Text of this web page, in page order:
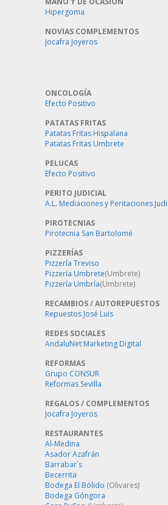
Hipergoma
NOVIAS COMPLEMENTOS
Jocafra Joyeros
ONCOLOGÍA
Efecto Positivo
PATATAS FRITAS
Patatas Fritas Hispalana
Patatas Fritas Umbrete
PELUCAS
Efecto Positivo
PERITO JUDICIAL
A.L. Mediaciones y Peritaciones
PIROTECNIAS
Pirotecnia San Bartolomé
PIZZERÍAS
Pizzería Treviso
Pizzería Umbrete(Umbrete)
Pizzería Umbría(Umbrete)
RECAMBIOS / AUTOREPUESTOS
Repuestos José Luis
REDES SOCIALES
AndaluNet Marketing Digital
REFORMAS
Grupo CONSUR
Reformas Sevilla
REGALOS / COMPLEMENTOS
Jocafra Joyeros
RESTAURANTES
Al-Medina
Asador Azafrán
Barrabar´s
Becerrita
Bodega El Bólido (Olivares)
Bodega Góngora